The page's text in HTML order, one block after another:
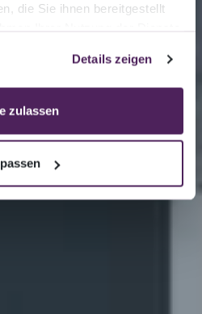
die Sie ihnen bereitgestellt
Details zeigen
zulassen
überzeugt durch das
und bietet bereits
und